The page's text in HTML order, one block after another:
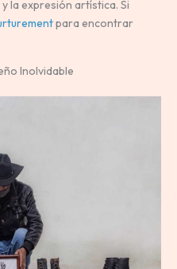
la expresión artística. Si
para encontrar
Inolvidable